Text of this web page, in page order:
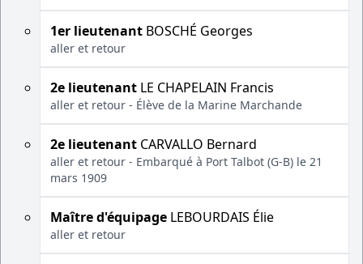
1er lieutenant BOSCHÉ Georges
aller et retour
2e lieutenant LE CHAPELAIN Francis
aller et retour - Élève de la Marine Marchande
2e lieutenant CARVALLO Bernard
aller et retour - Embarqué à Port Talbot (G-B) le 21
mars 1909
Maître d'équipage LEBOURDAIS Élie
aller et retour